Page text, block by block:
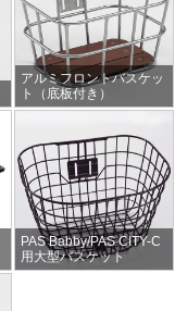
アルミフロントバスケッ
ト（底板付き）
PAS Babby/PAS CITY-C
用大型バスケット